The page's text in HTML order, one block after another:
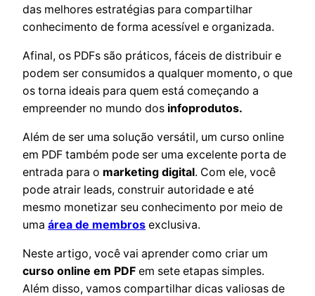
das melhores estratégias para compartilhar
conhecimento de forma acessível e organizada.
Afinal, os PDFs são práticos, fáceis de distribuir e
podem ser consumidos a qualquer momento, o que
os torna ideais para quem está começando a
empreender no mundo dos infoprodutos.
Além de ser uma solução versátil, um curso online
em PDF também pode ser uma excelente porta de
entrada para o marketing digital. Com ele, você
pode atrair leads, construir autoridade e até
mesmo monetizar seu conhecimento por meio de
uma área de membros exclusiva.
Neste artigo, você vai aprender como criar um
curso online em PDF em sete etapas simples.
Além disso, vamos compartilhar dicas valiosas de